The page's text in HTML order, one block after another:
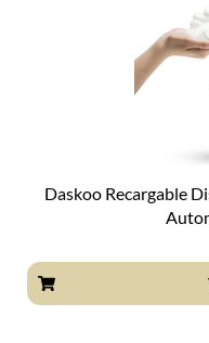
Daskoo Recargable